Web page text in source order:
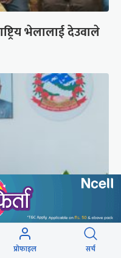
भेलालाई देउवाले
संसदीय
प्रोफाइल सर्च